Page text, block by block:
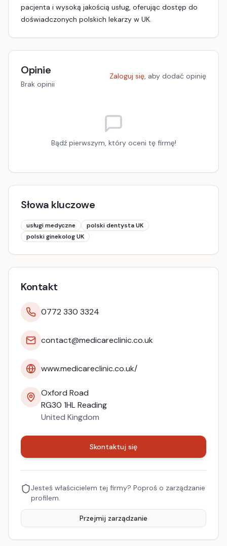
pacjenta i wysoką jakością usług, oferując dostęp do
doświadczonych polskich lekarzy w UK.
Opinie
Brak opinii
Zaloguj się, aby dodać opinię
Bądź pierwszym, który oceni tę firmę!
Słowa kluczowe
usługi medyczne
polski dentysta UK
polski ginekolog UK
Kontakt
0772 330 3324
contact@medicareclinic.co.uk
www.medicareclinic.co.uk/
Oxford Road
RG30 1HLReading
United Kingdom
Skontaktuj się
Jesteś właścicielem tej firmy? Poproś o zarządzanie
profilem.
Przejmij zarządzanie